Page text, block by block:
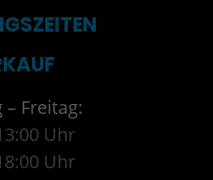
Freitag:
Uhr
Uhr